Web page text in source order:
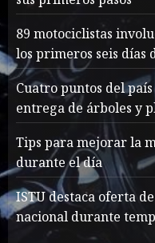
1
2
89 motociclistas
los primeros seis días
Cuatro puntos del
entrega de árboles y
Tips para mejorar la
durante el día
ISTU destaca oferta
nacional durante